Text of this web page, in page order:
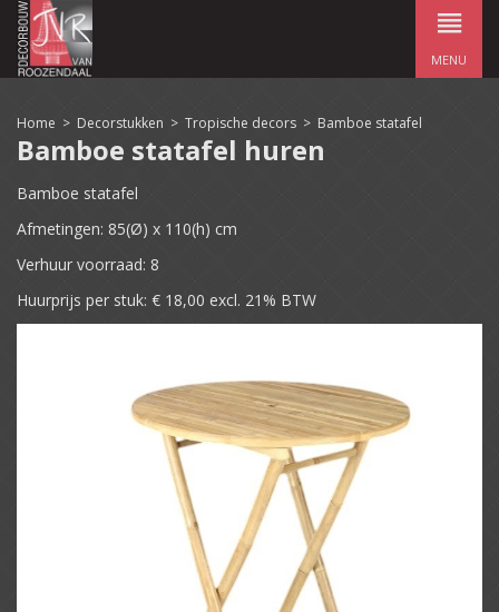
MENU
Home > Decorstukken > Tropische decors > Bamboe statafel
Bamboe statafel huren
Bamboe statafel
Afmetingen: 85(Ø) x 110(h) cm
Verhuur voorraad: 8
Huurprijs per stuk: € 18,00 excl. 21% BTW